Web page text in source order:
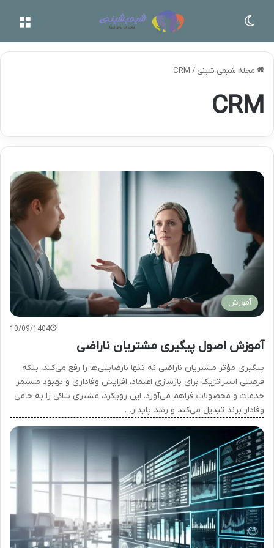
مجله شیمی شینی /
CRM
CRM
آموزش
10/09/1404
آموزش اصول پیگیری مشتریان ناراضی
پیگیری مؤثر مشتریان ناراضی نه تنها نارضایتی‌ها را رفع می‌کند، بلکه
فرصتی استراتژیک برای بازسازی اعتماد، افزایش وفاداری و بهبود مستمر
خدمات و محصولات فراهم می‌آورد. این رویکرد، مشتری شاکی را به حامی
وفادار برند تبدیل می‌کند و رشد پایدار…